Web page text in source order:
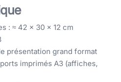
: ≈ 42 × 30 × 12 cm
présentation grand format
imprimés A3 (affiches,